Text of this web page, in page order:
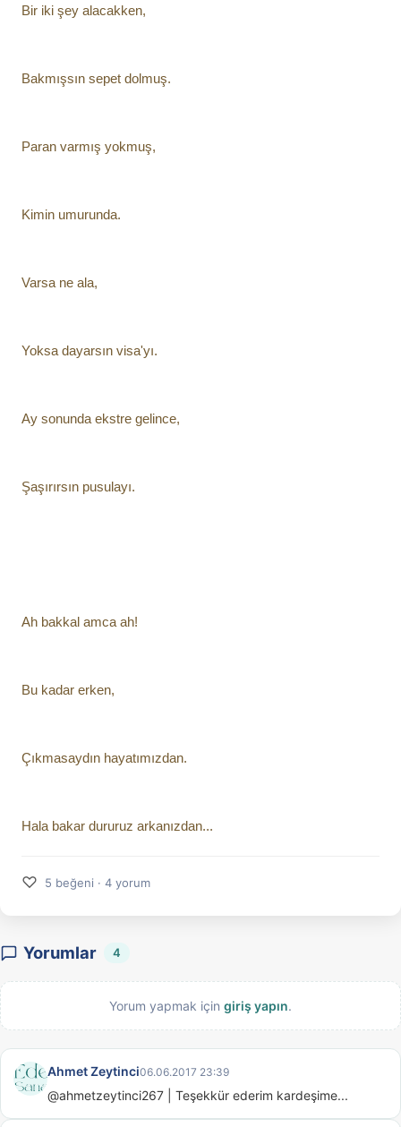
Bir iki şey alacakken,
Bakmışsın sepet dolmuş.
Paran varmış yokmuş,
Kimin umurunda.
Varsa ne ala,
Yoksa dayarsın visa'yı.
Ay sonunda ekstre gelince,
Şaşırırsın pusulayı.
Ah bakkal amca ah!
Bu kadar erken,
Çıkmasaydın hayatımızdan.
Hala bakar dururuz arkanızdan...
♡ 5 beğeni · 4 yorum
Yorumlar 4
Yorum yapmak için giriş yapın.
Ahmet Zeytinci06.06.2017 23:39
@ahmetzeytinci267 | Teşekkür ederim kardeşime...